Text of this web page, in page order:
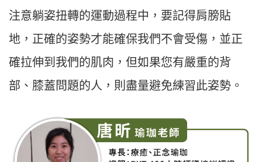
注意躺姿扭轉的運動過程中，要記得肩膀貼
地，正確的姿勢才能確保我們不會受傷，並正
確拉伸到我們的肌肉，但如果您有嚴重的背
部、膝蓋問題的人，則盡量避免練習此姿勢。